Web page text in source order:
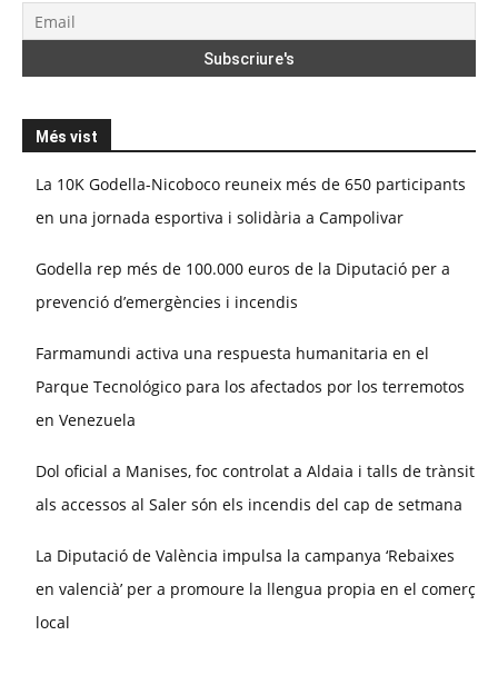
Més vist
La 10K Godella-Nicoboco reuneix més de 650 participants
en una jornada esportiva i solidària a Campolivar
Godella rep més de 100.000 euros de la Diputació per a
prevenció d’emergències i incendis
Farmamundi activa una respuesta humanitaria en el
Parque Tecnológico para los afectados por los terremotos
en Venezuela
Dol oficial a Manises, foc controlat a Aldaia i talls de trànsit
als accessos al Saler són els incendis del cap de setmana
La Diputació de València impulsa la campanya ‘Rebaixes
en valencià’ per a promoure la llengua propia en el comerç
local